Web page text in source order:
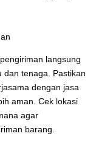
langsung
dan tenaga. Pastikan
dengan jasa
aman. Cek lokasi
agar
barang.